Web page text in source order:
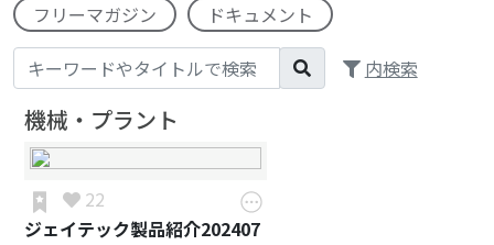
フリーマガジン
ドキュメント
内検索
機械・プラント
22
ジェイテック製品紹介202407